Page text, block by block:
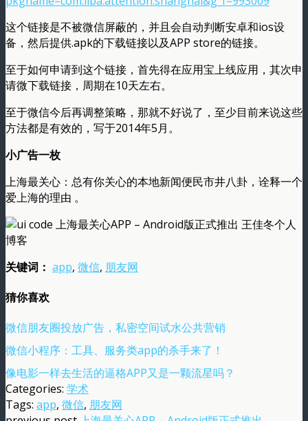
这个链接是不被微信屏蔽的，并且会自动判断安卓和ios设
备，然后提供.apk的下载链接以及APP store的链接。
至于如何申请到这个链接，首先得在应用宝上线应用，其次申
请微下载链接，周期在10天左右。
至于微信今后再调整策略，那就不好说了，至少目前来说这些
方法都是有效的，写于2014年5月。
小广告一枚
上海最关心：总有你关心的本地新闻便民市井八卦，诠释一个
爱上海的理由 。
关键词： app, 微信, 朋友网
猜你喜欢
微信朋友圈投放广告，私密空间试水公共营销
微信小程序：工具、服务类app的杀手来了！
像电影一样去生活的逼格APP又是一颗流星吗？
Categories: 学术
Tags: app, 微信, 朋友网